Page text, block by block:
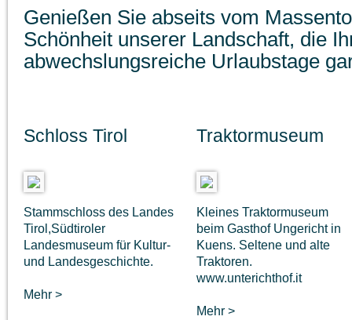
Genießen Sie abseits vom
Schönheit unserer Landschaft, die
abwechslungsreiche Urlaubstage
Schloss Tirol
Stammschloss des Landes
Tirol,Südtiroler
Landesmuseum für Kultur-
und Landesgeschichte.
Mehr >
Traktormuseum
Kleines Traktormuseum
beim Gasthof Ungericht in
Kuens. Seltene und alte
Traktoren.
www.unterichthof.it
Mehr >